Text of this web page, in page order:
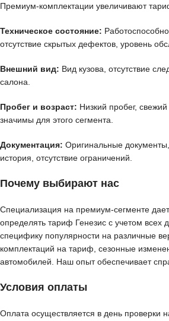
Премиум-комплектации увеличивают
Техническое состояние:
отсутствие скрытых дефектов, уровень
Внешний вид: Вид кузова, отсутствие
салона.
Пробег и возраст: Низкий пробег,
значимы для этого сегмента.
Документация: Оригинальные
история, отсутствие ограничений.
Почему выбирают нас
Специализация на премиум-сегменте
определять тариф Генезис с учетом всех
специфику популярности на различные
комплектаций на тариф, сезонные
автомобилей. Наш опыт обеспечивает
Условия оплаты
Оплата осуществляется в день проверки